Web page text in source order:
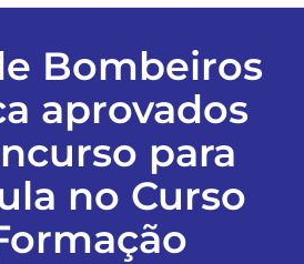
Bombeiros
aprovados
para
no Curso